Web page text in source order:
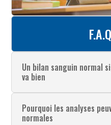
Un bilan sanguin normal
va bien
Pourquoi les analyses
normales